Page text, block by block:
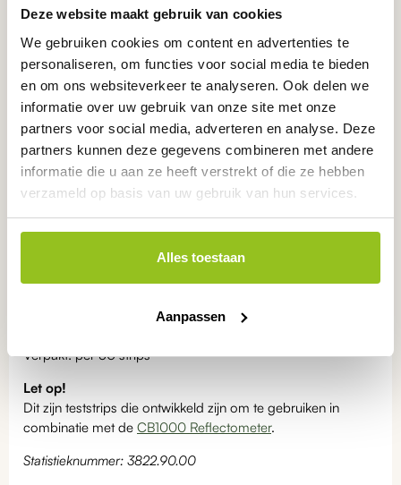
Deze website maakt gebruik van cookies
We gebruiken cookies om content en advertenties te
personaliseren, om functies voor social media te bieden
en om ons websiteverkeer te analyseren. Ook delen we
informatie over uw gebruik van onze site met onze
partners voor social media, adverteren en analyse. Deze
partners kunnen deze gegevens combineren met andere
informatie die u aan ze heeft verstrekt of die ze hebben
verzameld op basis van uw gebruik van hun services.
Alles toestaan
Aanpassen
Eerlijk en persoonlijkadvies
Betrouwbareproducten
Nederlandsekwaliteit
ONZE KEURMERKEN
omschrijving
Verpakt: per 50 strips
Let op!
Dit zijn teststrips die ontwikkeld zijn om te gebruiken in
combinatie met de CB1000 Reflectometer.
Statistieknummer: 3822.90.00